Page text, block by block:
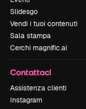
Slidesgo
Vendi i tuoi contenuti
Sala stampa
Cerchi magnific.ai
Contattaci
Assistenza clienti
Instagram